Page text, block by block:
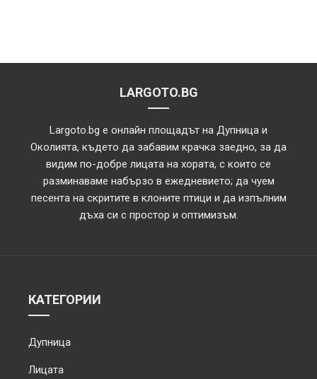
LARGOTO.BG
Largoto.bg е онлайн площадът на Дупница и
Околията, където да забавим крачка заедно, за да
видим по-добре лицата на хората, с които се
разминаваме набързо в ежедневието; да чуем
песента на скритите в клоните птици и да изпълним
дъха си с простор и оптимизъм.
КАТЕГОРИИ
Дупница
Лицата